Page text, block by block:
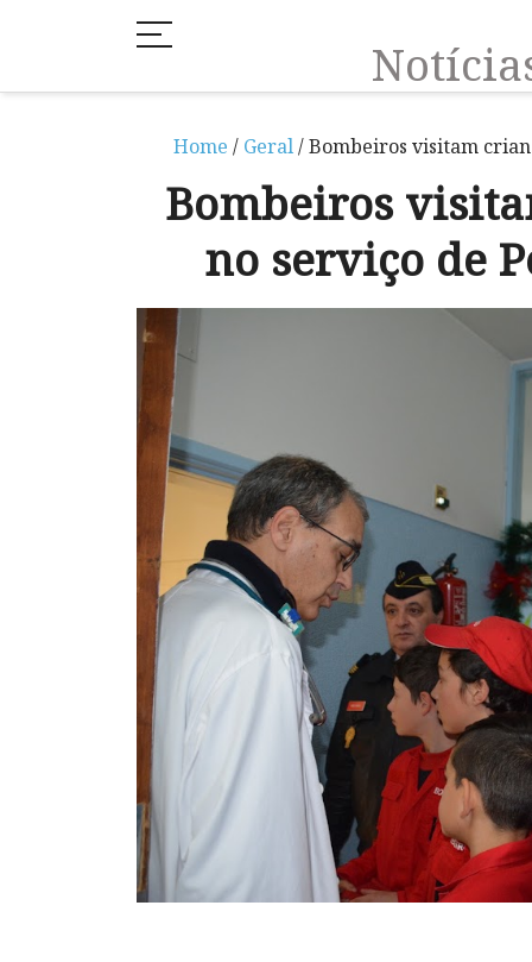
Home / Geral/ Bombeiros visitam
Bombeiros
no serviço de